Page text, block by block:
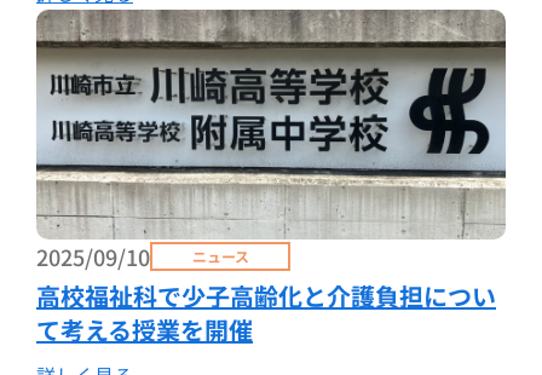
2025/09/10 ニュース
高校福祉科で少子高齢化と介護負担につい
て考える授業を開催